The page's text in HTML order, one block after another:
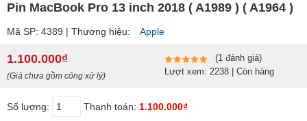
Pin MacBook Pro 13 inch 2018 ( A1989 ) ( A1964 )
Mã SP: 4389 | Thương hiệu: Apple
1.100.000₫
(Giá chưa gồm công xử lý)
(1 đánh giá)
Lượt xem: 2238 | Còn hàng
Số lượng: Thanh toán: 1.100.000₫